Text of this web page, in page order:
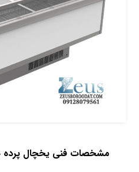
مشخصات فنی یخچال پرده